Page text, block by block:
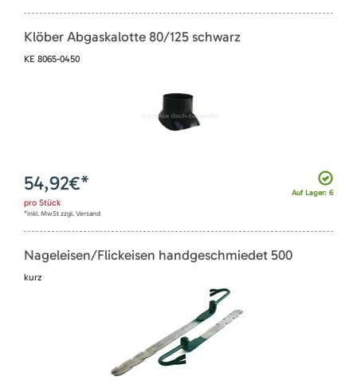
Klöber Abgaskalotte 80/125 schwarz
KE 8065-0450
Auf Lager: 6
54,92€*
pro Stück
*inkl. MwSt zzgl. Versand
Nageleisen/Flickeisen handgeschmiedet 500
kurz